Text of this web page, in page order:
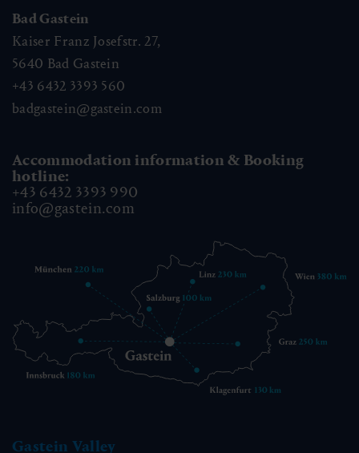
Bad Gastein
Kaiser Franz Josefstr. 27,
5640 Bad Gastein
+43 6432 3393 560
badgastein@gastein.com
Accommodation information & Booking
hotline:
+43 6432 3393 990
info@gastein.com
Gastein Valley